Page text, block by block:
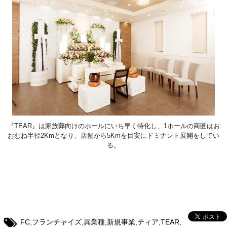
『TEAR』は家族葬向けのホールにいち早く特化し、1ホールの商圏はお
おむね半径2Kmとなり、店舗から5Kmを目安にドミナント展開をしてい
る。
FC フランチャイズ 異業種 新規事業 ティア TEAR